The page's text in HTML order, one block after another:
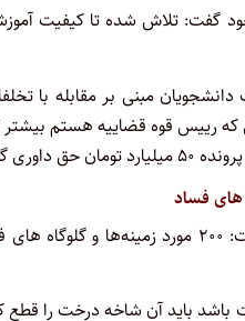
تلاش شده تا کیفیت
مبنی بر مقابله با
که رییس قوه قضاییه هستم
است.
حجت الاسلام و المسلمین اژه ای گفت:
باشد باید آن شاخه درخت را